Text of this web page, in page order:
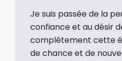
Je suis passée de la
confiance et au désir
complétement cette
de chance et de